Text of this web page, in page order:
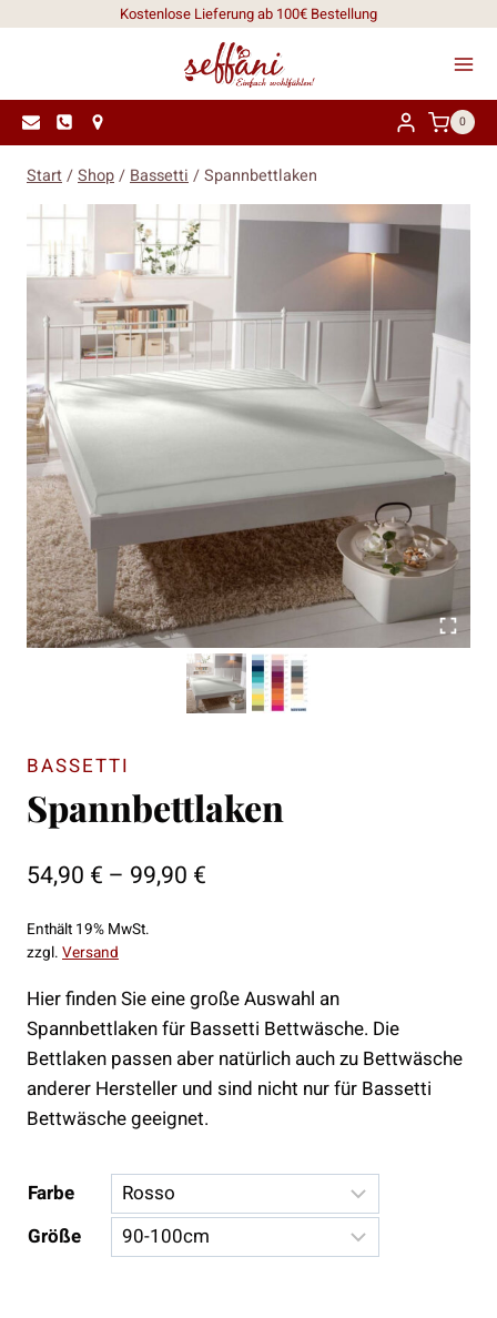
Kostenlose Lieferung ab 100€ Bestellung
0
Start/Shop/ Bassetti /Spannbettlaken
BASSETTI
Spannbettlaken
54,90 € – 99,90 €
99,90 €
Enthält 19% MwSt.
zzgl. Versand
Hier finden Sie eine große Auswahl an
Spannbettlaken für Bassetti Bettwäsche. Die
Bettlaken passen aber natürlich auch zu Bettwäsche
anderer Hersteller und sind nicht nur für Bassetti
Bettwäsche geeignet.
Farbe
Größe